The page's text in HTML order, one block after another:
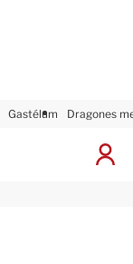
Gastélum Dragones
I